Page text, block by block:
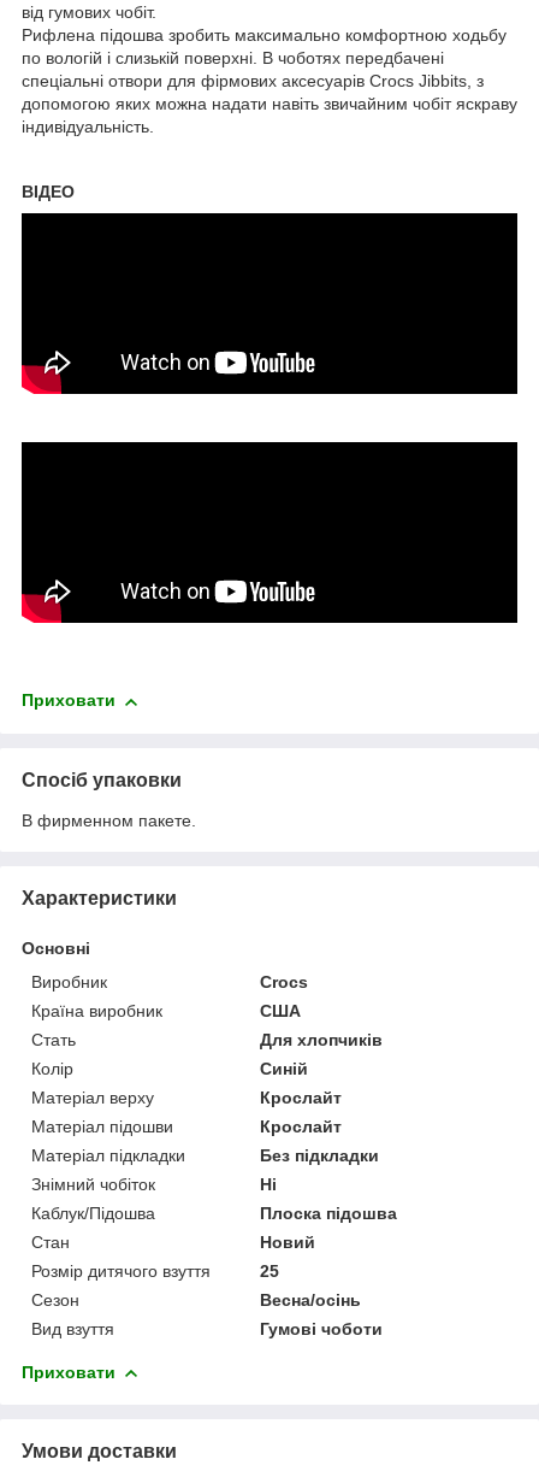
від гумових чобіт.
Рифлена підошва зробить максимально комфортною ходьбу
по вологій і слизькій поверхні. В чоботях передбачені
спеціальні отвори для фірмових аксесуарів Crocs Jibbits, з
допомогою яких можна надати навіть звичайним чобіт яскраву
індивідуальність.
ВІДЕО
Приховати
Спосіб упаковки
В фирменном пакете.
Характеристики
Основні
Виробник
Crocs
Країна виробник
США
Стать
Для хлопчиків
Колір
Синій
Матеріал верху
Крослайт
Матеріал підошви
Крослайт
Матеріал підкладки
Без підкладки
Знімний чобіток
Ні
Каблук/Підошва
Плоска підошва
Стан
Новий
Розмір дитячого взуття
25
Сезон
Весна/осінь
Вид взуття
Гумові чоботи
Приховати
Умови доставки